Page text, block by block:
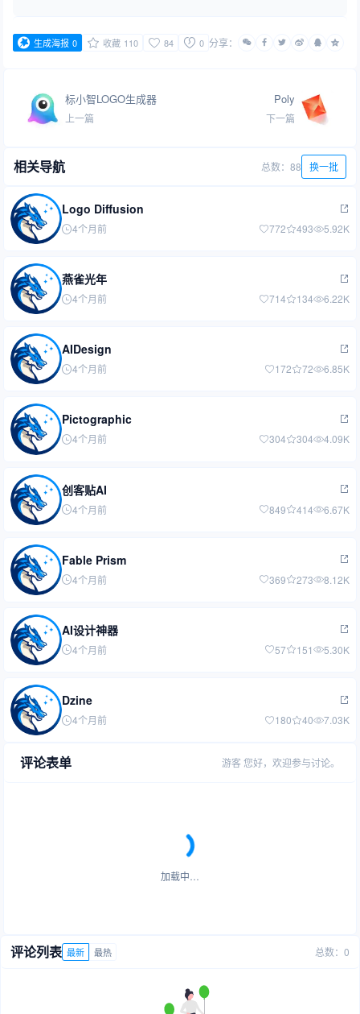
生成海报 0 收藏 110 84 0 分享：
标小智LOGO生成器
上一篇
Poly
下一篇
相关导航 总数：88 换一批
Logo Diffusion
4个月前 772 493 5.92K
燕雀光年
4个月前 714 134 6.22K
AIDesign
4个月前 172 72 6.85K
Pictographic
4个月前 304 304 4.09K
创客贴AI
4个月前 849 414 6.67K
Fable Prism
4个月前 369 273 8.12K
AI设计神器
4个月前 57 151 5.30K
Dzine
4个月前 180 40 7.03K
评论表单 游客 您好，欢迎参与讨论。
加载中…
评论列表 最新 最热 总数：0